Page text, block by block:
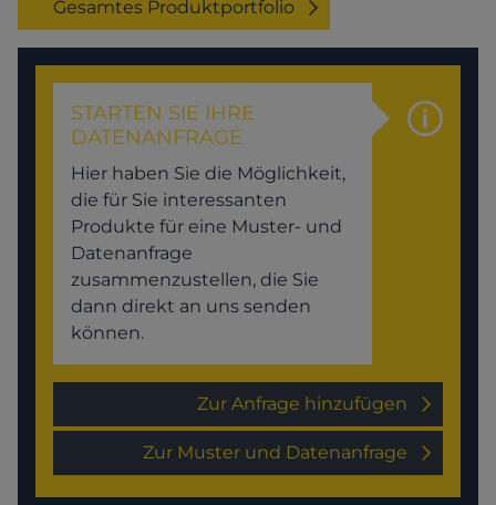
Gesamtes Produktportfolio
STARTEN SIE IHRE
DATENANFRAGE
Hier haben Sie die Möglichkeit,
die für Sie interessanten
Produkte für eine Muster- und
Datenanfrage
zusammenzustellen, die Sie
dann direkt an uns senden
können.
Zur Anfrage hinzufügen
Zur Muster und Datenanfrage